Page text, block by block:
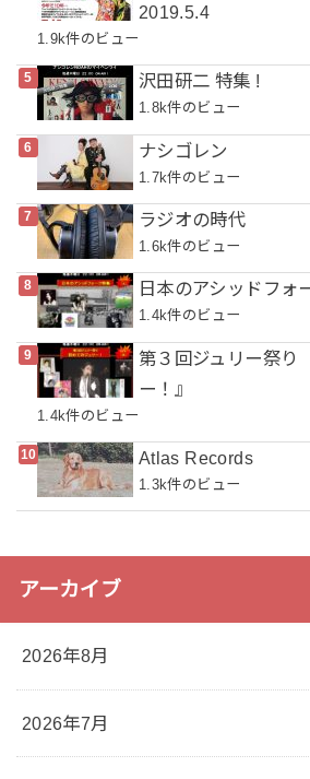
2019.5.4
1.9k件のビュー
沢田研二 特集 !
1.8k件のビュー
ナシゴレン
1.7k件のビュー
ラジオの時代
1.6k件のビュー
日本のアシッドフォ
1.4k件のビュー
第３回ジュリー祭り
ー！』
1.4k件のビュー
Atlas Records
1.3k件のビュー
アーカイブ
2026年8月
2026年7月